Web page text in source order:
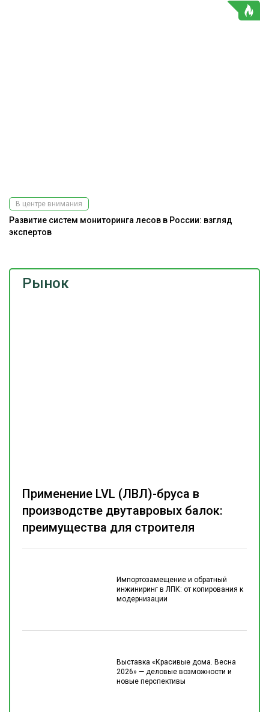
Рынок
Импортозамещение и обратный
инжиниринг в ЛПК: от копирования к
модернизации
Выставка «Красивые дома. Весна
2026» — деловые возможности и
новые перспективы
Применение LVL (ЛВЛ)-бруса в
производстве двутавровых балок:
преимущества для строителя
В центре внимания
Развитие систем мониторинга лесов в России: взгляд
экспертов